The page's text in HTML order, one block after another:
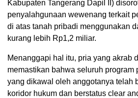
Kabupaten Tangerang Dapil II)
penyalahgunaan wewenang terkait
di atas tanah pribadi menggunakan
kurang lebih Rp1,2 miliar.
​Menanggapi hal itu, pria yang akrab
memastikan bahwa seluruh program
yang dikawal oleh anggotanya telah
koridor hukum dan berstatus clear